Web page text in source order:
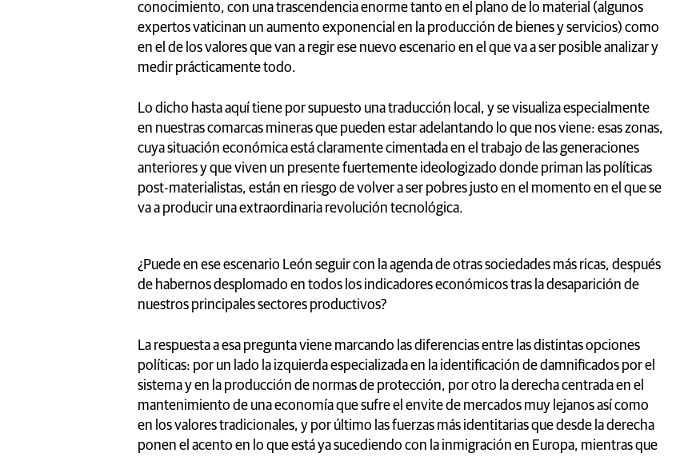
conocimiento, con una trascendencia enorme tanto en el plano de lo material (algunos
expertos vaticinan un aumento exponencial en la producción de bienes y servicios) como
en el de los valores que van a regir ese nuevo escenario en el que va a ser posible analizar y
medir prácticamente todo.
Lo dicho hasta aquí tiene por supuesto una traducción local, y se visualiza especialmente
en nuestras comarcas mineras que pueden estar adelantando lo que nos viene: esas zonas,
cuya situación económica está claramente cimentada en el trabajo de las generaciones
anteriores y que viven un presente fuertemente ideologizado donde priman las políticas
post-materialistas, están en riesgo de volver a ser pobres justo en el momento en el que se
va a producir una extraordinaria revolución tecnológica.
¿Puede en ese escenario León seguir con la agenda de otras sociedades más ricas, después
de habernos desplomado en todos los indicadores económicos tras la desaparición de
nuestros principales sectores productivos?
La respuesta a esa pregunta viene marcando las diferencias entre las distintas opciones
políticas: por un lado la izquierda especializada en la identificación de damnificados por el
sistema y en la producción de normas de protección, por otro la derecha centrada en el
mantenimiento de una economía que sufre el envite de mercados muy lejanos así como
en los valores tradicionales, y por último las fuerzas más identitarias que desde la derecha
ponen el acento en lo que está ya sucediendo con la inmigración en Europa, mientras que